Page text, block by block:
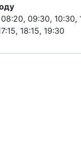
09:30, 10:30,
18:15, 19:30